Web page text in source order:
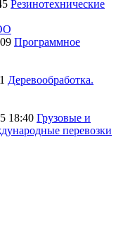
Резинотехнические
Программное
Деревообработка.
18:40 Грузовые и
перевозки